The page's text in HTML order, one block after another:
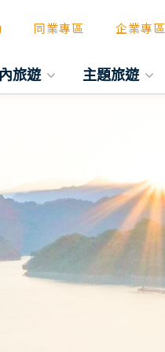
同業專區 企業專區
旅遊 主題旅遊